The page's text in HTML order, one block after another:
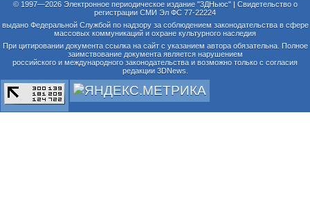
© 1997—2026 Электронное периодическое издание "3ДНьюс" | Свидетельство о
регистрации СМИ Эл ФС 77-22224
выдано Федеральной Службой по надзору за соблюдением законодательства в сфере
массовых коммуникаций и охране культурного наследия
При цитировании документа ссылка на сайт с указанием автора обязательна. Полное
заимствование документа является нарушением
российского и международного законодательства и возможно только с согласия
редакции 3DNews.